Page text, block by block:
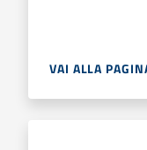
VAI ALLA